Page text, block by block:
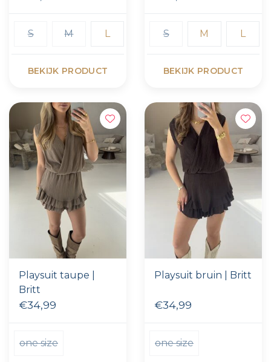
S M L
BEKIJK PRODUCT
S M L
BEKIJK PRODUCT
Playsuit taupe |
Britt
€34,99
one size
Playsuit bruin | Britt
€34,99
one size